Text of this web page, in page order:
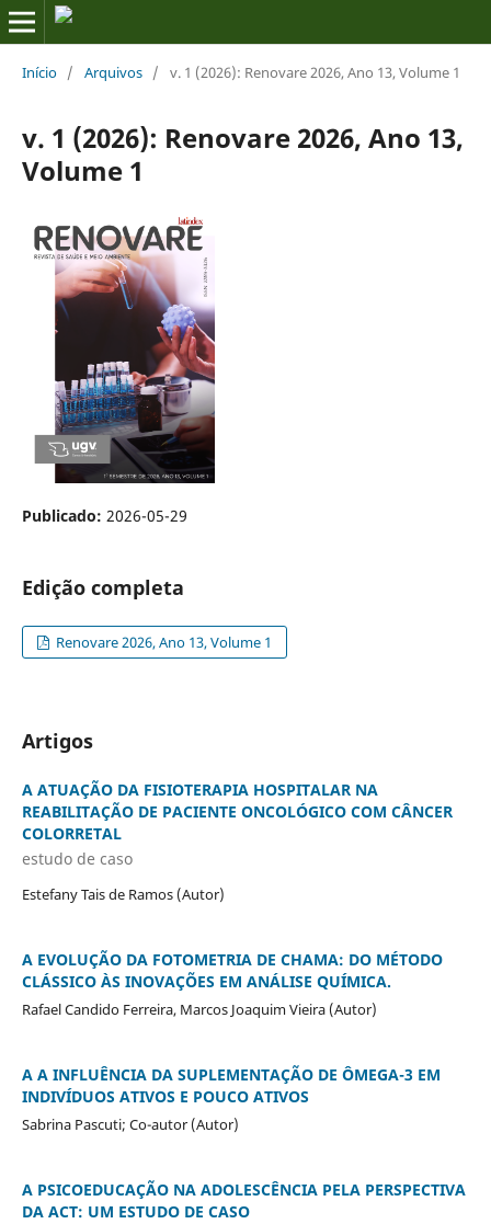
Início / Arquivos / v. 1 (2026): Renovare 2026, Ano 13, Volume 1
v. 1 (2026): Renovare 2026, Ano 13,
Volume 1
Publicado: 2026-05-29
Edição completa
Renovare 2026, Ano 13, Volume 1
Artigos
A ATUAÇÃO DA FISIOTERAPIA HOSPITALAR NA
REABILITAÇÃO DE PACIENTE ONCOLÓGICO COM CÂNCER
COLORRETAL
estudo de caso
Estefany Tais de Ramos (Autor)
A EVOLUÇÃO DA FOTOMETRIA DE CHAMA: DO MÉTODO
CLÁSSICO ÀS INOVAÇÕES EM ANÁLISE QUÍMICA.
Rafael Candido Ferreira, Marcos Joaquim Vieira (Autor)
A A INFLUÊNCIA DA SUPLEMENTAÇÃO DE ÔMEGA-3 EM
INDIVÍDUOS ATIVOS E POUCO ATIVOS
Sabrina Pascuti; Co-autor (Autor)
A PSICOEDUCAÇÃO NA ADOLESCÊNCIA PELA PERSPECTIVA
DA ACT: UM ESTUDO DE CASO